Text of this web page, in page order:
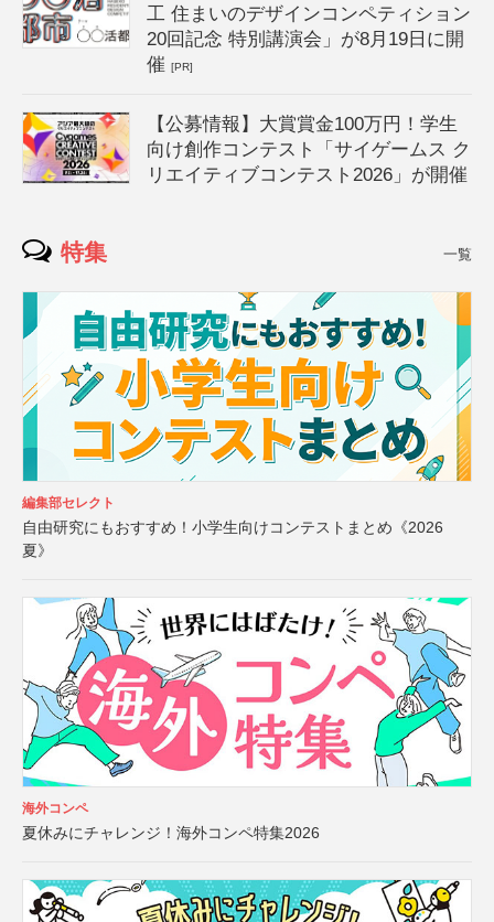
工 住まいのデザインコンペティション
20回記念 特別講演会」が8月19日に開
催[PR]
【公募情報】大賞賞金100万円！学生
向け創作コンテスト「サイゲームス ク
リエイティブコンテスト2026」が開催
特集 一覧
編集部セレクト
自由研究にもおすすめ！小学生向けコンテストまとめ《2026
夏》
海外コンペ
夏休みにチャレンジ！海外コンペ特集2026